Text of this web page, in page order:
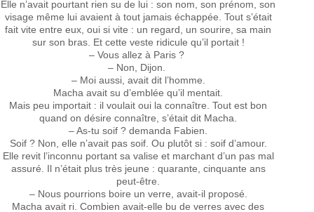
Elle n’avait pourtant rien su de lui : son nom, son prénom, son
visage même lui avaient à tout jamais échappée. Tout s’était
fait vite entre eux, oui si vite : un regard, un sourire, sa main
sur son bras. Et cette veste ridicule qu’il portait !
– Vous allez à Paris ?
– Non, Dijon.
– Moi aussi, avait dit l’homme.
Macha avait su d’emblée qu’il mentait.
Mais peu importait : il voulait oui la connaître. Tout est bon
quand on désire connaître, s’était dit Macha.
– As-tu soif ? demanda Fabien.
Soif ? Non, elle n’avait pas soif. Ou plutôt si : soif d’amour.
Elle revit l’inconnu portant sa valise et marchant d’un pas mal
assuré. Il n’était plus très jeune : quarante, cinquante ans
peut-être.
– Nous pourrions boire un verre, avait-il proposé.
Macha avait ri. Combien avait-elle bu de verres avec des